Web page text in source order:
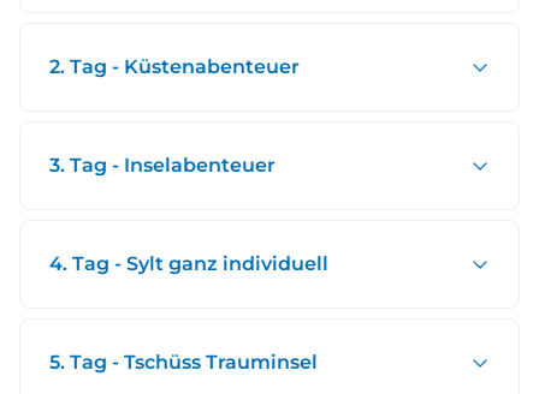
2. Tag - Küstenabenteuer
3. Tag - Inselabenteuer
4. Tag - Sylt ganz individuell
5. Tag - Tschüss Trauminsel